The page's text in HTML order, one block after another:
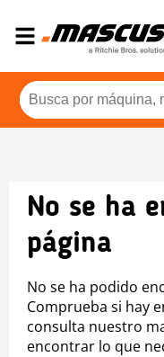
No se ha
página
No se ha podido
Comprueba si hay
consulta nuestro
encontrar lo que